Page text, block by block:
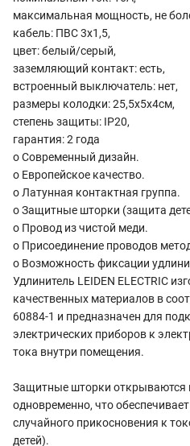
максимальная мощность, не
кабель: ПВС 3х1,5,
цвет: белый/серый,
заземляющий контакт: есть,
встроенный выключатель: нет,
размеры колодки: 25,5x5x4cм,
степень защиты: IP20,
гарантия: 2 года
о Современный дизайн.
о Европейское качество.
о Латунная контактная группа.
о Защитные шторки (защита
о Провод из чистой меди.
о Присоединение проводов
о Возможность фиксации
Удлинитель LEIDEN ELECTRIC
качественных материалов в
60884-1 и предназначен для
электрических приборов к
тока внутри помещения.
Защитные шторки открываются
одновременно, что
случайного прикосновения к
детей).